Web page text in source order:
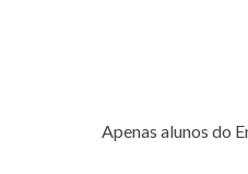
Apenas alunos do